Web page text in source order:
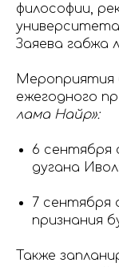
философии,
Заяева габжа
Мероприятия
ежегодного
лама Найр»:
6 сентября
дугана
7 сентября
признания
Также